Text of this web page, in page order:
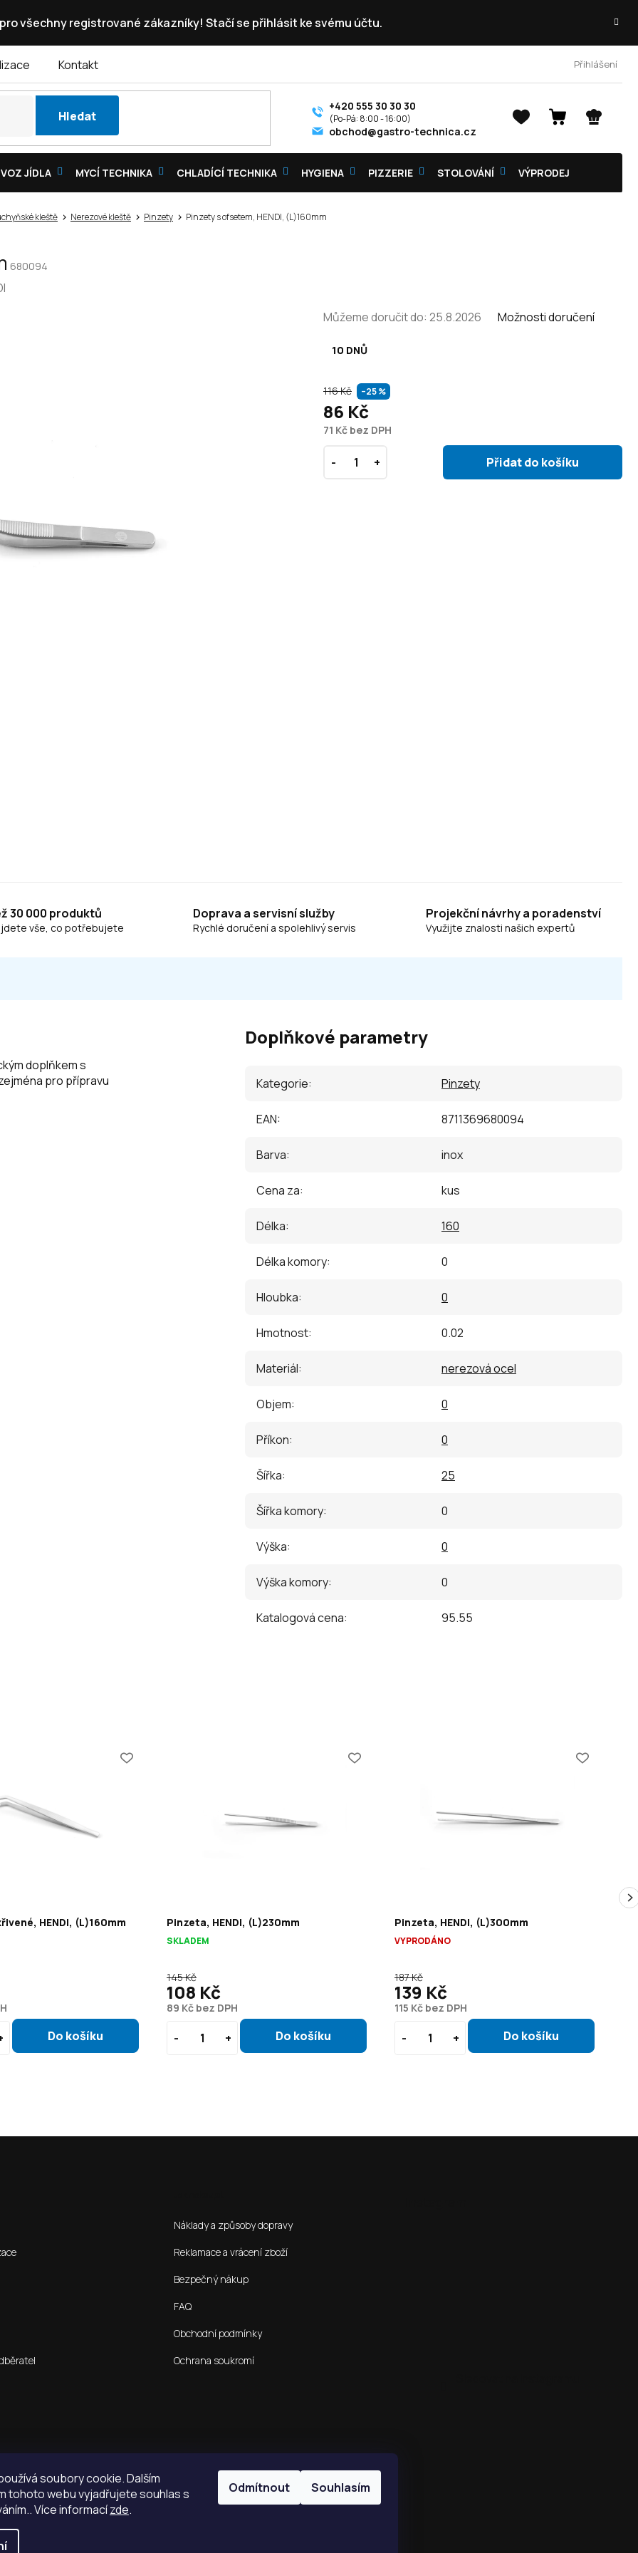
soubory cookie. Dalším
tohoto webu vyjadřujete souhlas s
Více informacízde.
Odmítnout Souhlasím
pro všechny registrované zákazníky! Stačí se přihlásit ke svému účtu.
Kontakt Přihlášení
Hledat
NÁKUPNÍ
+420 555 30 30 30
obchod@gastro-technica.cz
JÍDLA MYCÍ TECHNIKA CHLADÍCÍ TECHNIKA HYGIENA PIZZERIE STOLOVÁNÍ VÝPRODEJ
kleště Nerezové kleště Pinzety Pinzety s ofsetem, HENDI, (L)160mm
680094
116 Kč –25 %
86 Kč
71 Kč bez DPH
10 DNŮ
Můžeme doručit do: 25.8.2026 Možnosti doručení
Přidat do košíku
30 000 produktů
vše, co potřebujete
Doprava a servisní služby
Rychlé doručení a spolehlivý servis
Projekční návrhy a poradenství
Využijte znalosti našich expertů
doplňkem s
pro přípravu
Doplňkové parametry
Kategorie: Pinzety
EAN: 8711369680094
Barva: inox
Cena za: kus
Délka: 160
Délka komory: 0
Hloubka: 0
Hmotnost: 0.02
Materiál: nerezová ocel
Objem: 0
Příkon: 0
Šířka: 25
Šířka komory: 0
Výška: 0
Výška komory: 0
Katalogová cena:
95.55
HENDI, (L)160mm Pinzeta, HENDI, (L)230mm
SKLADEM
89 Kč bez DPH
145 Kč
108 Kč
Pinzeta, HENDI, (L)300mm
VYPRODÁNO
115 Kč bez DPH
187 Kč
139 Kč
Náklady a způsoby dopravy
Reklamace a vrácení zboží
Bezpečný nákup
FAQ
Obchodní podmínky
Ochrana soukromí